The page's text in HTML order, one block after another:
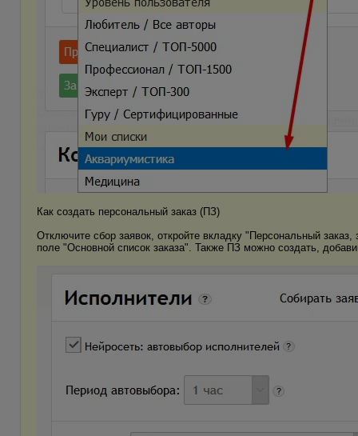
Как создать персональный заказ (ПЗ)
Отключите сбор заявок, откройте вкладку "Персональный
поле "Основной список заказа". Также ПЗ можно создать,